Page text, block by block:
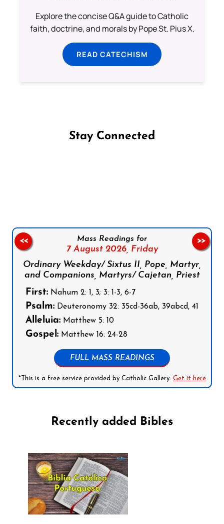
Explore the concise Q&A guide to Catholic
faith, doctrine, and morals by Pope St. Pius X.
READ CATECHISM
Stay Connected
Mass Readings for
7 August 2026, Friday
Ordinary Weekday/ Sixtus II, Pope, Martyr,
and Companions, Martyrs/ Cajetan, Priest
First: Nahum 2: 1, 3; 3: 1-3, 6-7
Psalm: Deuteronomy 32: 35cd-36ab, 39abcd, 41
Alleluia: Matthew 5: 10
Gospel: Matthew 16: 24-28
FULL MASS READINGS
*This is a free service provided by Catholic Gallery. Get it here
<< >>
Recently added Bibles